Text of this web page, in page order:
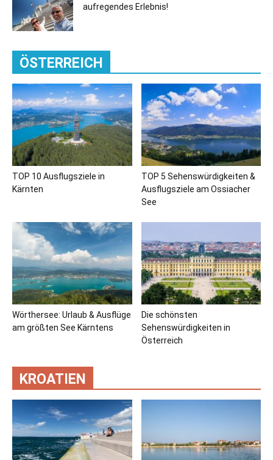
aufregendes Erlebnis!
ÖSTERREICH
TOP 10 Ausflugsziele in
Kärnten
TOP 5 Sehenswürdigkeiten &
Ausflugsziele am Ossiacher
See
Wörthersee: Urlaub & Ausflüge
am größten See Kärntens
Die schönsten
Sehenswürdigkeiten in
Österreich
KROATIEN